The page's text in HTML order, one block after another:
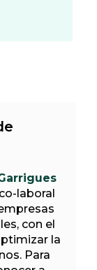
laboral
con el
la
Para